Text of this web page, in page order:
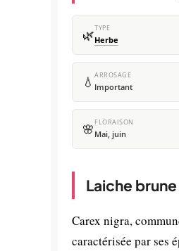
🌿TYPE
Herbe
💧 ARROSAGE
Important
🌸 FLORAISON
Mai, juin
Laiche
Carex nigra,
caractérisée par ses